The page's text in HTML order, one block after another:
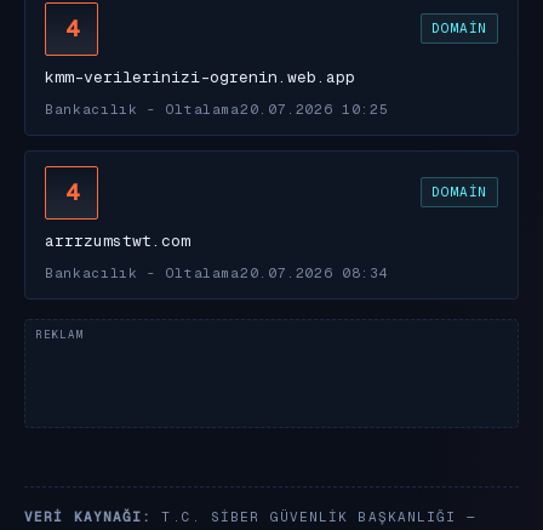
4 DOMAIN
kmm-verilerinizi-ogrenin.web.app
Bankacılık - Oltalama20.07.2026 10:25
4 DOMAIN
arrrzumstwt.com
Bankacılık - Oltalama20.07.2026 08:34
VERI KAYNAĞI:
T.C. SIBER GÜVENLIK BAŞKANLIĞI —